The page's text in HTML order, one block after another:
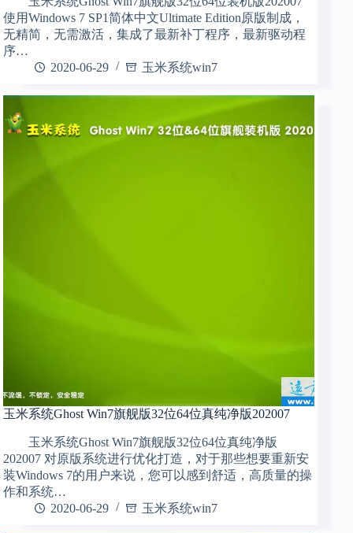
使用Windows 7 SP1简体中文Ultimate Edition原版制成，
无精简，无需激活，集成了最新补丁程序，最新驱动程
序…
2020-06-29
玉米系统win7
玉米系统Ghost Win7旗舰版32位64位真纯净版202007
玉米系统Ghost Win7旗舰版32位64位真纯净版
202007 对原版系统进行优化打造，对于那些想要重新安
装Windows 7的用户来说，您可以感到舒适，高质量的操
作和系统…
2020-06-29
玉米系统win7